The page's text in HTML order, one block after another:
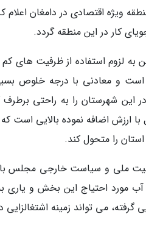
ویژه اقتصادی در دامغان
کار در این منطقه گردد.
به لزوم استفاده از ظرفیت های
است و معادنی با درجه خلوص
این شهرستان را به راحتی
ارزش اضافه نموده بالایی است
را متحول کند.
ملی و سیاست خارجی مجلس با
آب مورد احتیاج این بخش و یاری
گرفته، می تواند زمینه